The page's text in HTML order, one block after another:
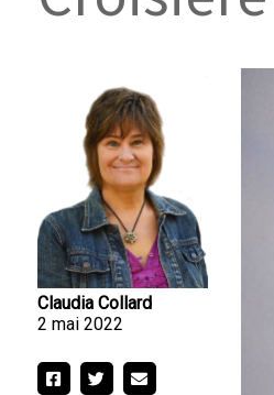
Claudia Collard
2 mai 2022